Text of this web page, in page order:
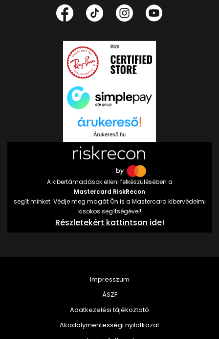
Árukereső.hu
A kibertámadások elleni felkészülésében a
Mastercard RiskRecon
segít minket. Védje meg magát Ön is a Mastercard kibervédelmi
kisokos segítségével!
Részletekért kattintson ide!
Impresszum
ÁSZF
Adatkezelési tájékoztató
Akadálymentességi nyilatkozat